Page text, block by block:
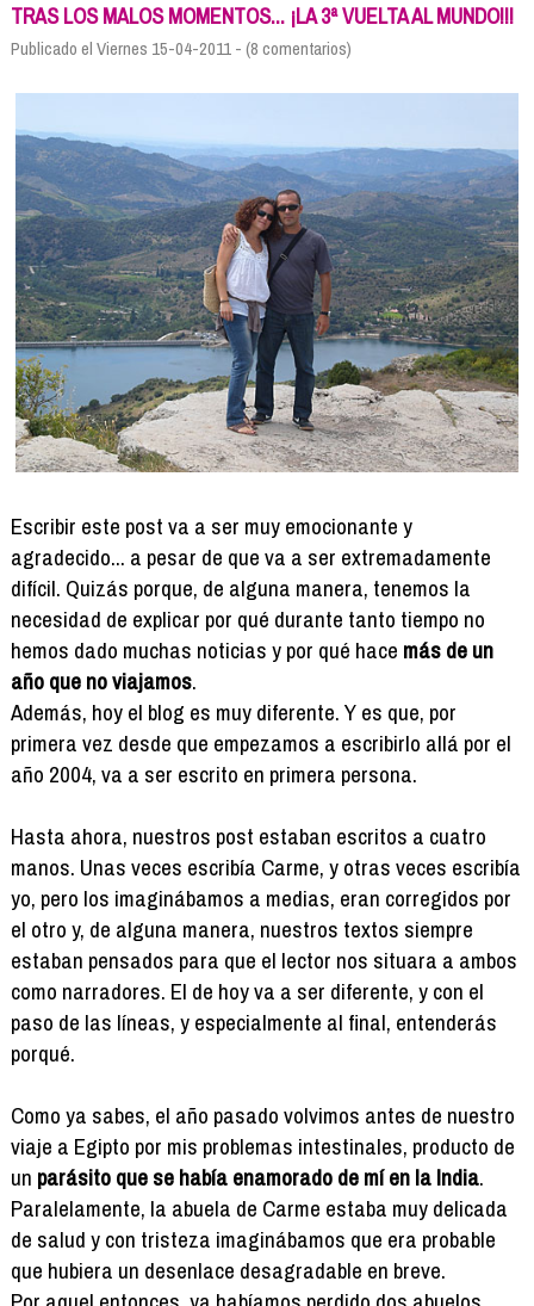
Info viajeros
TRAS LOS MALOS MOMENTOS... ¡LA 3ª VUELTA AL MUNDO!!!
Publicado el Viernes 15-04-2011 - (8 comentarios)
Escribir este post va a ser muy emocionante y
agradecido... a pesar de que va a ser extremadamente
difícil. Quizás porque, de alguna manera, tenemos la
necesidad de explicar por qué durante tanto tiempo no
hemos dado muchas noticias y por qué hace más de un
año que no viajamos.
Además, hoy el blog es muy diferente. Y es que, por
primera vez desde que empezamos a escribirlo allá por el
año 2004, va a ser escrito en primera persona.
Hasta ahora, nuestros post estaban escritos a cuatro
manos. Unas veces escribía Carme, y otras veces escribía
yo, pero los imaginábamos a medias, eran corregidos por
el otro y, de alguna manera, nuestros textos siempre
estaban pensados para que el lector nos situara a ambos
como narradores. El de hoy va a ser diferente, y con el
paso de las líneas, y especialmente al final, entenderás
porqué.
Como ya sabes, el año pasado volvimos antes de nuestro
viaje a Egipto por mis problemas intestinales, producto de
un parásito que se había enamorado de mí en la India.
Paralelamente, la abuela de Carme estaba muy delicada
de salud y con tristeza imaginábamos que era probable
que hubiera un desenlace desagradable en breve.